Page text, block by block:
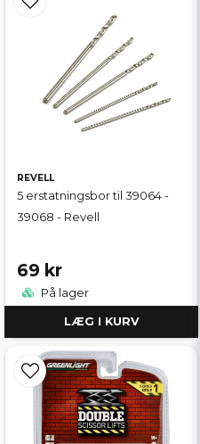
REVELL
5 erstatningsbor til 39064 -
39068 - Revell
69 kr
På lager
LÆG I KURV